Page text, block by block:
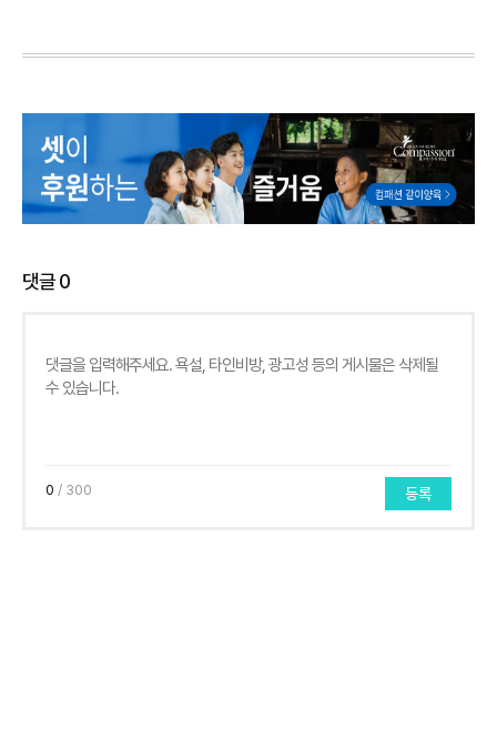
댓글0
0 / 300 등록